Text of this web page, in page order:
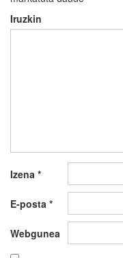
Iruzkin
Izena *
E-posta *
Webgunea